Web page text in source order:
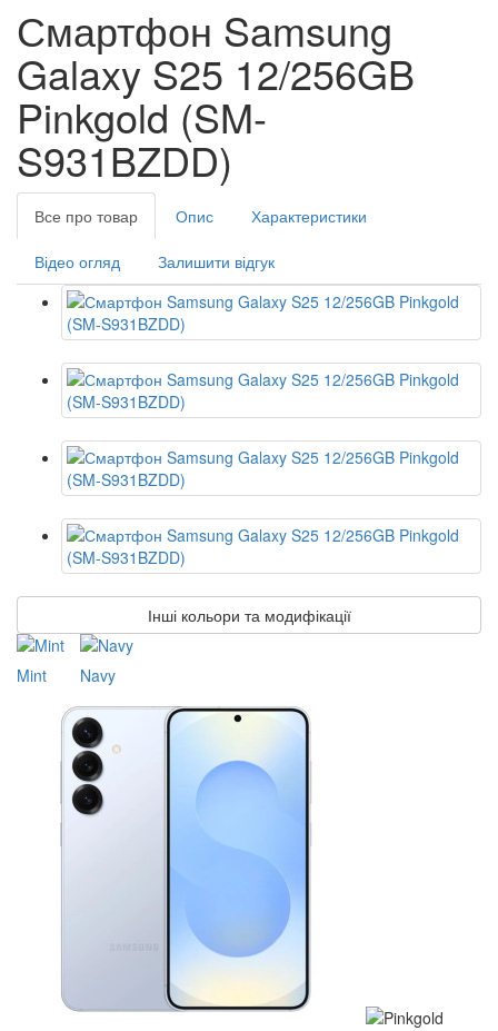
Смартфон Samsung
Galaxy S25 12/256GB
Pinkgold (SM-
S931BZDD)
Все про товар Опис Характеристики
Відео огляд Залишити відгук
Інші кольори та модифікації
Mint Navy